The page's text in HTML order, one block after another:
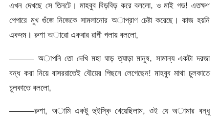
এখন দেখছে সে তিনটে। মাহবুব বিড়বিড় করে বললো, ও মাই গড! এতক্ষণ
পেপারে মুখ গুঁজে নিজেকে সামলানোর অাপ্রাণ চেষ্টা করেছে। কাজ হয়নি
একদম। রুশা অারো একবার রাগী গলায় বললো,
——— অাপনি তো দেখি মহা ঘাড় ত্যাড়া মানুষ, সামান্য একটা দরজা
বন্ধ করা নিয়ে বাসররাতেই বৌয়ের পিছনে লেগেছেন! মাহবুব মাথা চুলকাতে
চুলকাতে বললো,
———রুশা, অামি একটু হুইস্কি খেয়েছিলাম, ওই যে অামার বন্ধু